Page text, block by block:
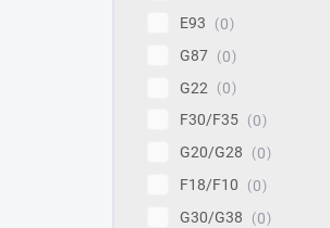
E93
0
G87
0
G22
0
F30/F35
0
G20/G28
0
F18/F10
0
G30/G38
0